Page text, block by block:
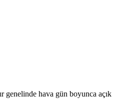
genelinde hava gün boyunca açık